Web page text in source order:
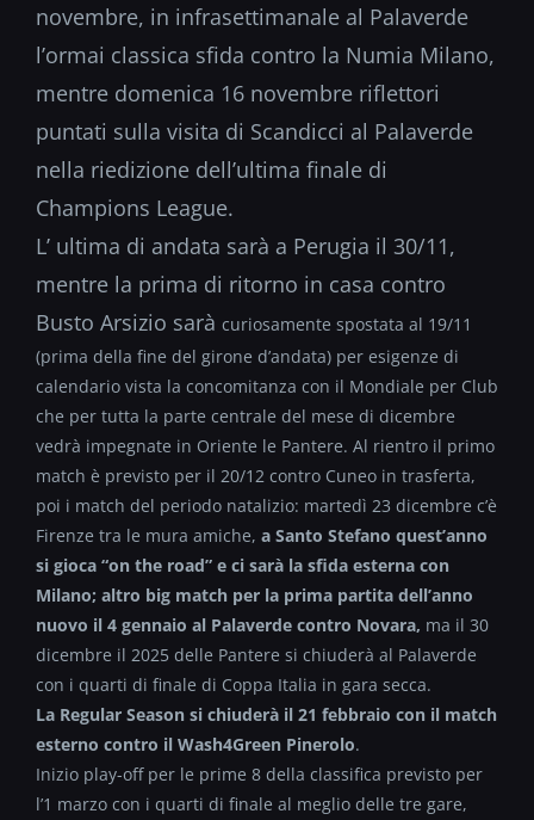
novembre, in infrasettimanale al Palaverde
l’ormai classica sfida contro la Numia Milano,
mentre domenica 16 novembre riflettori
puntati sulla visita di Scandicci al Palaverde
nella riedizione dell’ultima finale di
Champions League.
L’ ultima di andata sarà a Perugia il 30/11,
mentre la prima di ritorno in casa contro
Busto Arsizio sarà curiosamente spostata al 19/11
(prima della fine del girone d’andata) per esigenze di
calendario vista la concomitanza con il Mondiale per Club
che per tutta la parte centrale del mese di dicembre
vedrà impegnate in Oriente le Pantere. Al rientro il primo
match è previsto per il 20/12 contro Cuneo in trasferta,
poi i match del periodo natalizio: martedì 23 dicembre c’è
Firenze tra le mura amiche, a Santo Stefano quest’anno
si gioca “on the road” e ci sarà la sfida esterna con
Milano; altro big match per la prima partita dell’anno
nuovo il 4 gennaio al Palaverde contro Novara, ma il 30
dicembre il 2025 delle Pantere si chiuderà al Palaverde
con i quarti di finale di Coppa Italia in gara secca.
La Regular Season si chiuderà il 21 febbraio con il match
esterno contro il Wash4Green Pinerolo.
Inizio play-off per le prime 8 della classifica previsto per
l’1 marzo con i quarti di finale al meglio delle tre gare,